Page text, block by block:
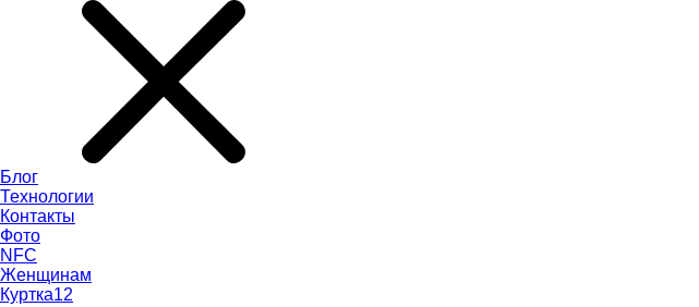
Блог
Технологии
Контакты
Фото
NFC
Женщинам
Куртка12